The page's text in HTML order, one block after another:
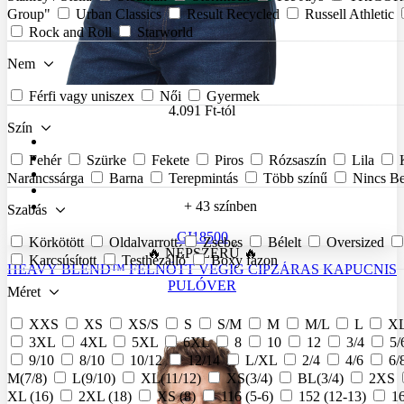
Group"
Urban Classics Result Recycled
Russell Athletic
Rock and Roll
Starworld
Nem
Férfi vagy uniszex Női Gyermek
Szín
Fehér Szürke Fekete Piros Rózsaszín Lila
Narancssárga
Barna Terepmintás Több színű Nincs
Szabás
Körkötött Oldalvarrott Zsebes Bélelt
Oversized
Karcsúsított
Testhezálló Boxy fazon
Méret
XXS XS XS/S S S/M M M/L L
3XL
4XL 5XL 6XL 8 10 12 3/4
9/10
8/10 10/12 12/14 L/XL 2/4 4/6
M(7/8)
L(9/10) XL(11/12) XS(3/4) BL(3/4)
2XS
XL (16)
2XL (18) XS (8) 116 (5-6) 152 (12-13)
4.091 Ft-tól
+ 43 színben
GI18500
🔥 NÉPSZERŰ 🔥
HEAVY BLEND™ FELNŐTT VÉGIG CIPZÁRAS KAPUCNIS
PULÓVER